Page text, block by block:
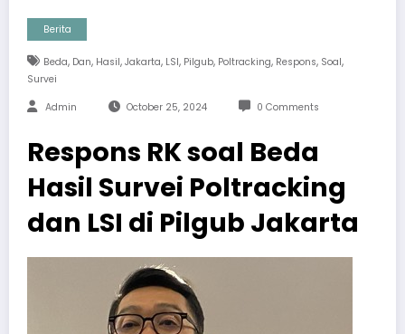
Berita
Beda, Dan, Hasil, Jakarta, LSI, Pilgub, Poltracking, Respons, Soal,
Survei
Admin October 25, 2024 0 Comments
Respons RK soal Beda
Hasil Survei Poltracking
dan LSI di Pilgub Jakarta